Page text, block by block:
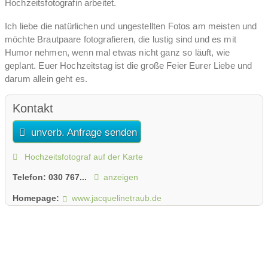
Hochzeitsfotografin arbeitet.
Ich liebe die natürlichen und ungestellten Fotos am meisten und
möchte Brautpaare fotografieren, die lustig sind und es mit
Humor nehmen, wenn mal etwas nicht ganz so läuft, wie
geplant. Euer Hochzeitstag ist die große Feier Eurer Liebe und
darum allein geht es.
Ich freu mich, wenn ich Eure Liebe erleben und visuell festhalten
darf.
Schreibt mir einfach und wir telefonieren mal ;-)
Kontakt
unverb. Anfrage senden
Hochzeitsfotograf auf der Karte
Telefon: 030 767... anzeigen
Homepage: www.jacquelinetraub.de